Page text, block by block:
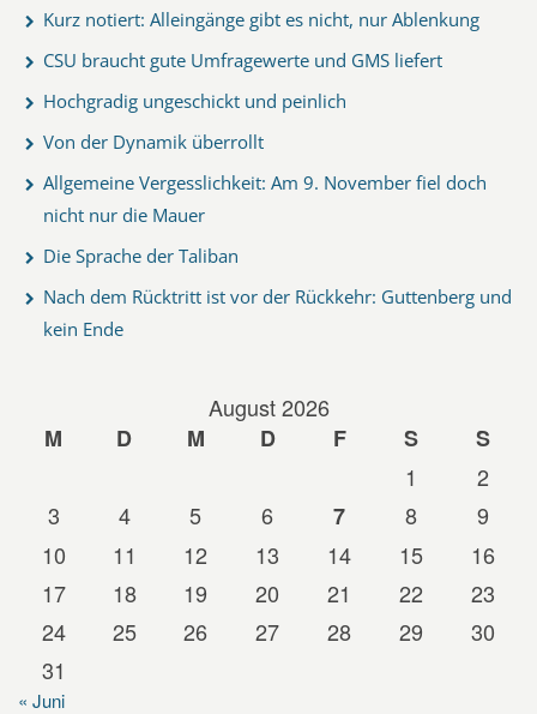
Kurz notiert: Alleingänge gibt es nicht, nur Ablenkung
CSU braucht gute Umfragewerte und GMS liefert
Hochgradig ungeschickt und peinlich
Von der Dynamik überrollt
Allgemeine Vergesslichkeit: Am 9. November fiel doch
nicht nur die Mauer
Die Sprache der Taliban
Nach dem Rücktritt ist vor der Rückkehr: Guttenberg und
kein Ende
August 2026
M
D M D F S
S
1
2
3
4 5 6 7 8
9
10
11 12 13 14 15
16
17
18 19 20 21 22
23
24
25 26 27 28 29
30
31
« Juni